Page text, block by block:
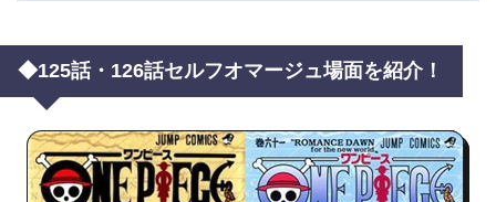
◆125話・126話セルフオマージュ場面を紹介！